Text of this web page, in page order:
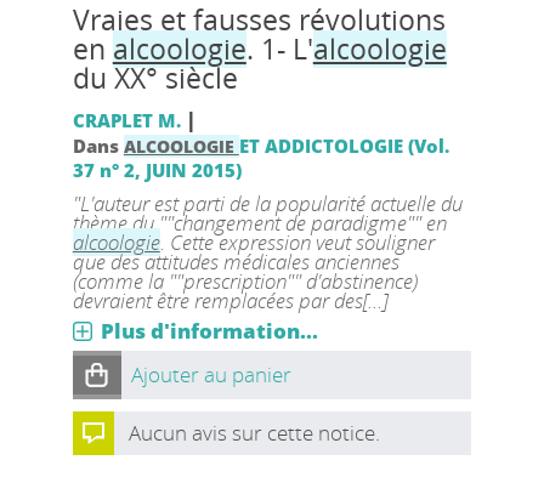
Vraies et fausses révolutions
en alcoologie. 1- L'alcoologie
du XX° siècle
CRAPLET M. |
Dans ALCOOLOGIE ET ADDICTOLOGIE (Vol.
37 n° 2, JUIN 2015)
"L'auteur est parti de la popularité actuelle du
thème du ""changement de paradigme"" en
alcoologie. Cette expression veut souligner
que des attitudes médicales anciennes
(comme la ""prescription"" d'abstinence)
devraient être remplacées par des[...]
Plus d'information...
Ajouter au panier
Aucun avis sur cette notice.